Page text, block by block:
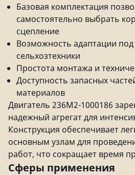
Базовая комплектация
самостоятельно выбрать
сцепление
Возможность адаптации
сельхозтехники
Простота монтажа и
Доступность запасных
материалов
Двигатель 236М2-1000186
надежный агрегат для
Конструкция обеспечивает
основным узлам для
работ, что сокращает время
Сферы применения